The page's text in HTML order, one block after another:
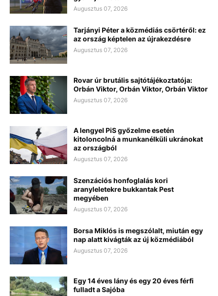
Augusztus 07, 2026
Tarjányi Péter a közmédiás csörtéről: ez
az ország képtelen az újrakezdésre
Augusztus 07, 2026
Rovar úr brutális sajtótájékoztatója:
Orbán Viktor, Orbán Viktor, Orbán Viktor
Augusztus 07, 2026
A lengyel PiS győzelme esetén
kitoloncolná a munkanélküli ukránokat
az országból
Augusztus 07, 2026
Szenzációs honfoglalás kori
aranyleletekre bukkantak Pest
megyében
Augusztus 07, 2026
Borsa Miklós is megszólalt, miután egy
nap alatt kivágták az új közmédiából
Augusztus 07, 2026
Egy 14 éves lány és egy 20 éves férfi
fulladt a Sajóba